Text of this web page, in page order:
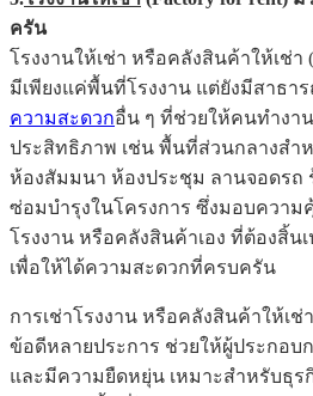
ครัน
โรงงานให้เช่า หรือคลังสินค้าให้เช่า
มีเพียงแค่พื้นที่โรงงาน แต่ยังมีสาธา
ความสะดวกอื่น ๆ ที่ช่วยให้คนทำงา
ประสิทธิภาพ เช่น พื้นที่ส่วนกลางสำ
ห้องสัมมนา ห้องประชุม ลานจอดรถ
ซ่อมบำรุงในโครงการ ซึ่งมอบความ
โรงงาน หรือคลังสินค้าเอง ที่ต้องสิ้น
เพื่อให้ได้ความสะดวกที่ครบครัน
การเช่าโรงงาน หรือคลังสินค้าให้เช่า
ข้อดีหลายประการ ช่วยให้ผู้ประกอบ
และมีความยืดหยุ่น เหมาะสำหรับธุร